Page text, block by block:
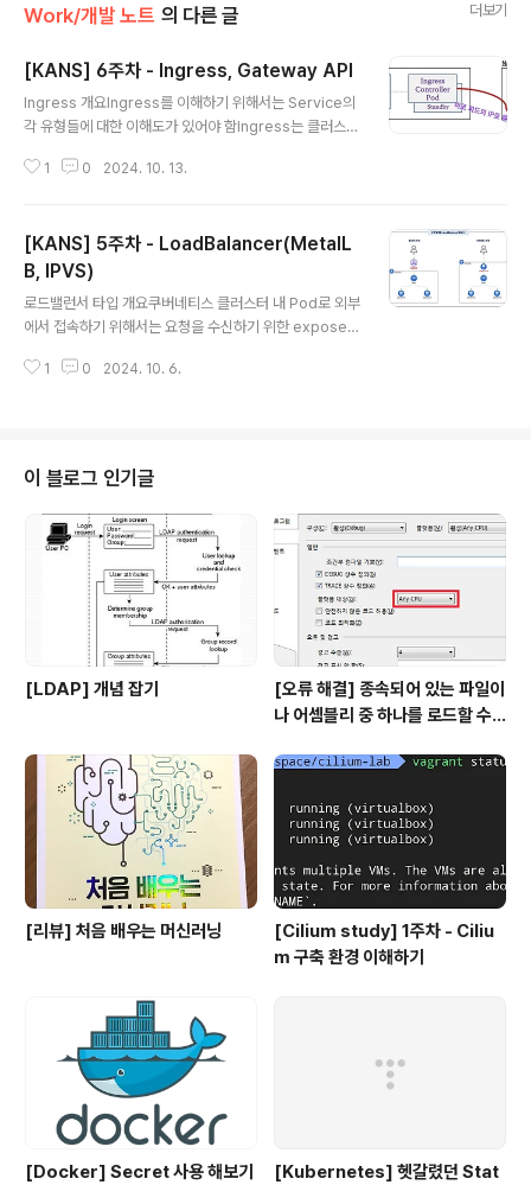
Work/개발 노트 의 다른 글 더보기
[KANS] 6주차 - Ingress, Gateway API
Ingress 개요Ingress를 이해하기 위해서는 Service의
각 유형들에 대한 이해도가 있어야 함Ingress는 클러스터
도록 제공하고, Service와 달리 HTTP 및 HTTPS를 사
SSL 인증서 관리, 고급 로드 밸런싱 알고리즘, 웹 애플리케
이션 방화벽 등의 기능을 제공할 수 있어야 하기 때문에 S
ervice 처럼 Built-in으로 제공되지 않고 별도로 설치해야
함Ingress의 실제 동작 구현은 인그레스 컨트롤러가 처리
함 (대표적으로 Nginx, Kong, AWS Loadbalancer C
ontroller 등이 있음..
1 0 2024. 10. 13.
[KANS] 5주차 - LoadBalancer(MetalL
B, IPVS)
로드밸런서 타입 개요쿠버네티스 클러스터 내 Pod로 외부
에서 접속하기 위해서는 요청을 수신하기 위한 expose
을 지정하는 것기본적으로 쿠버네티스는 로드밸런서 컴포
소프트웨어로 동작함)일반적으로 다수의 워커 노드로 트래
픽을 분산하기 위해서 앞단에 로드밸런서를 두고, 로드밸
런서가 수신한 요청을 대상 노드에 전달하면 수신받은 노
드는 기존의 ClusterIP 타입의 동작과 동일하게 iptable
s rule을 통해 대상 Pod로 트래픽을 전달함이 때는 노드
의 포트로 수신한 트래..
1 0 2024. 10. 6.
이 블로그 인기글
[LDAP] 개념 잡기
[오류 해결] 종속되어 있는 파일이
나 어셈블리 중 하나를 로드할 수
[리뷰] 처음 배우는 머신러닝
[Cilium study] 1주차 - Ciliu
m 구축 환경 이해하기
[Docker] Secret 사용 해보기
[Kubernetes] 헷갈렸던 Stat